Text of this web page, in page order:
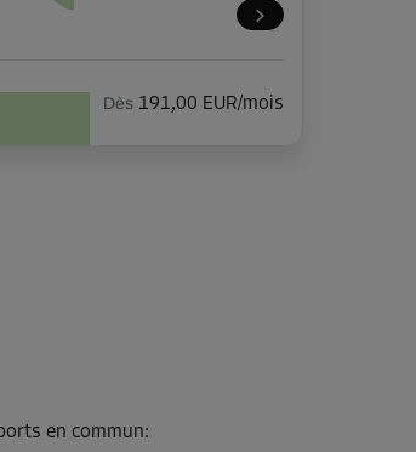
Dès 191,00 EUR/mois
en commun: